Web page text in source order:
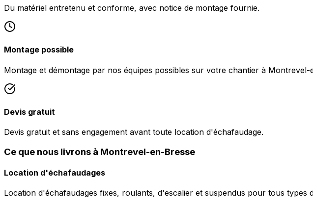
Du matériel entretenu et conforme, avec notice de montage fournie.
Montage possible
Montage et démontage par nos équipes possibles sur votre chantier à Montrevel-
Devis gratuit
Devis gratuit et sans engagement avant toute location d'échafaudage.
Ce que nous livrons à Montrevel-en-Bresse
Location d'échafaudages
Location d'échafaudages fixes, roulants, d'escalier et suspendus pour tous